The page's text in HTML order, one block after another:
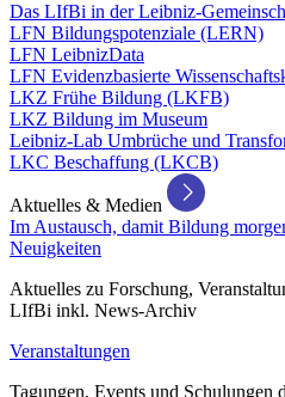
Das LIfBi in der Leibniz-
LFN Bildungspotenziale (LERN)
LFN LeibnizData
LFN Evidenzbasierte
LKZ Frühe Bildung (LKFB)
LKZ Bildung im Museum
Leibniz-Lab Umbrüche und
LKC Beschaffung (LKCB)
Aktuelles & Medien
Im Austausch, damit Bildung
Neuigkeiten
Aktuelles zu Forschung,
LIfBi inkl. News-Archiv
Veranstaltungen
Tagungen, Events und